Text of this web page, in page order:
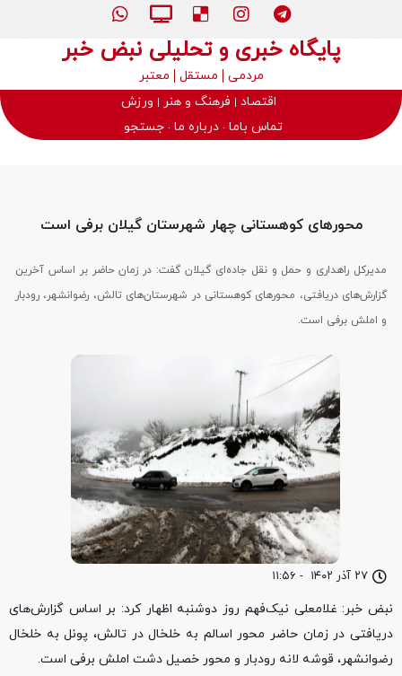
پایگاه خبری و تحلیلی نبض خبر
مردمی مستقل
معتبر
اقتصاد
فرهنگ و هنر
ورزش
تماس باما درباره ما جستجو
۲۷ آذر ۱۴۰۲ - ۱۱:۵۶
محورهای کوهستانی چهار شهرستان گیلان برفی است
مدیرکل راهداری و حمل و نقل جاده‌ای گیلان گفت: در زمان حاضر بر اساس آخرین
گزارش‌های دریافتی، محورهای کوهستانی در شهرستان‌های تالش، رضوانشهر، رودبار
و املش برفی است.
نبض خبر: غلامعلی نیک‌فهم روز دوشنبه اظهار کرد: بر اساس گزارش‌های
دریافتی در زمان حاضر محور اسالم به خلخال در تالش، پونل به خلخال
رضوانشهر، قوشه لانه رودبار و محور خصیل دشت املش برفی است.